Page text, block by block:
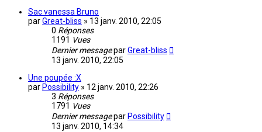
Sac vanessa Bruno
parGreat-bliss » 13 janv. 2010, 22:05
0 Réponses
1191 Vues
Dernier messageparGreat-bliss
13 janv. 2010, 22:05
Une poupée :X
par Possibility » 12 janv. 2010, 22:26
3 Réponses
1791 Vues
Dernier messagepar Possibility
13 janv. 2010, 14:34